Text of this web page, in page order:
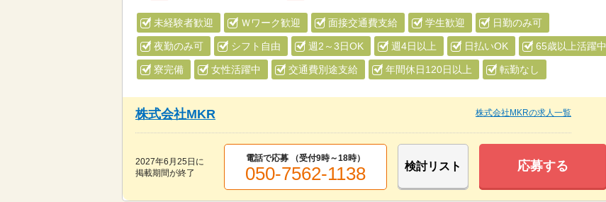
未経験者歓迎 Ｗワーク歓迎 面接交通費支給 学生歓迎 日勤のみ可
夜勤のみ可 シフト自由 週2～3日OK 週4日以上 日払いOK 65歳以上活躍中
寮完備 女性活躍中 交通費別途支給 年間休日120日以上 転勤なし
株式会社MKR 株式会社MKRの求人一覧
2027年6月25日 に
掲載期間が終了
電話で応募 （受付9時～18時）
050-7562-1138 検討リスト 応募する